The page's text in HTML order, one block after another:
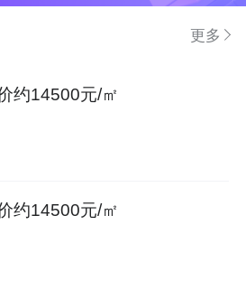
更多
约14500元/㎡
约14500元/㎡